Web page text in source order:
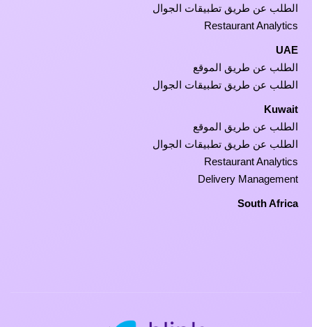
الطلب عن طريق تطبيقات الجوال
Restaurant Analytics
UAE
الطلب عن طريق الموقع
الطلب عن طريق تطبيقات الجوال
Kuwait
الطلب عن طريق الموقع
الطلب عن طريق تطبيقات الجوال
Restaurant Analytics
Delivery Management
South Africa